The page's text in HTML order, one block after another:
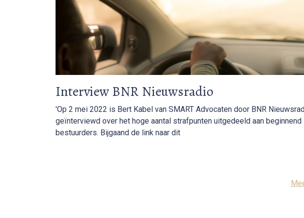
Interview BNR Nieuwsradio
'Op 2 mei 2022 is Bert Kabel van SMART Advocaten door BNR
geïnterviewd over het hoge aantal strafpunten uitgedeeld aan beginnend
bestuurders. Bijgaand de link naar dit